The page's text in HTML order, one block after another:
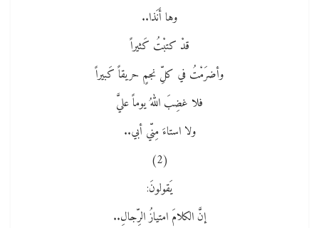
وها أَنَذا..
قدْ كتبْتُ كَثيراً
وأضرَمْتُ في كلِّ نجمٍ حريقاً كَبيراً
فلا غضِبَ اللهُ يوماً عليَّ
ولا استاءَ مِنّي أبي..
(2)
يَقولونَ:
إنَّ الكلامَ امتيازُ الرِّجالِ..